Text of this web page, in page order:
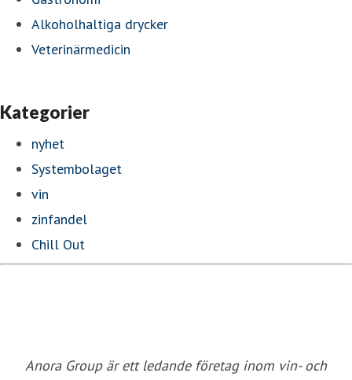
Alkoholhaltiga drycker
Veterinärmedicin
Kategorier
nyhet
Systembolaget
vin
zinfandel
Chill Out
Anora Group är ett ledande företag inom vin- och